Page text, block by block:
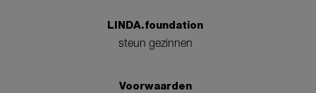
LINDA.foundation
steun gezinnen
Voorwaarden